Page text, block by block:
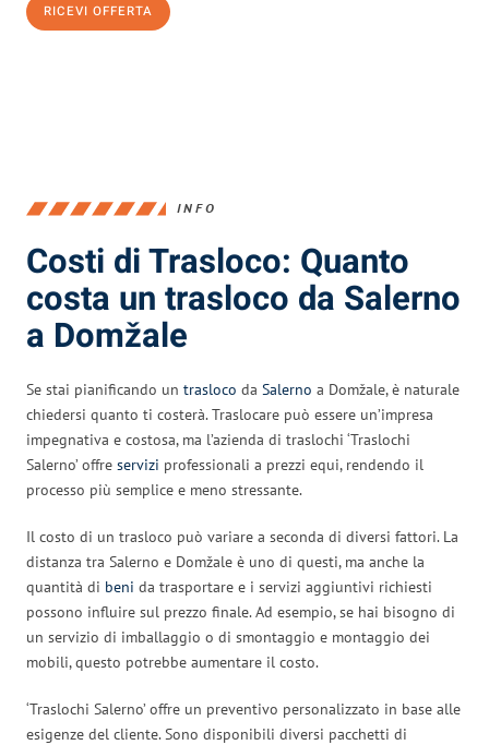
RICEVI OFFERTA
INFO
Costi di Trasloco: Quanto
costa un trasloco da Salerno
a Domžale
Se stai pianificando un trasloco da Salerno a Domžale, è naturale
chiedersi quanto ti costerà. Traslocare può essere un’impresa
impegnativa e costosa, ma l’azienda di traslochi ‘Traslochi
Salerno’ offre servizi professionali a prezzi equi, rendendo il
processo più semplice e meno stressante.
Il costo di un trasloco può variare a seconda di diversi fattori. La
distanza tra Salerno e Domžale è uno di questi, ma anche la
quantità di beni da trasportare e i servizi aggiuntivi richiesti
possono influire sul prezzo finale. Ad esempio, se hai bisogno di
un servizio di imballaggio o di smontaggio e montaggio dei
mobili, questo potrebbe aumentare il costo.
‘Traslochi Salerno’ offre un preventivo personalizzato in base alle
esigenze del cliente. Sono disponibili diversi pacchetti di